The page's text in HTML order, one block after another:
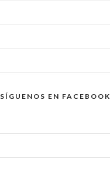
SÍGUENOS EN FACEBOOK